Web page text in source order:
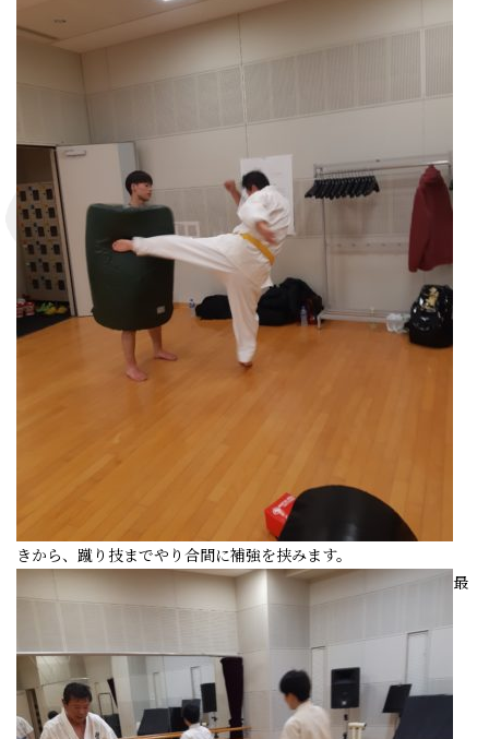
きから、蹴り技までやり合間に補強を挟みます。
最